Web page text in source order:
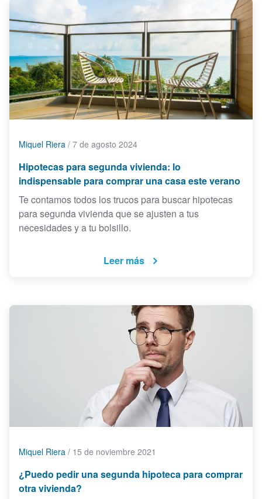
Miquel Riera / 7 de agosto 2024
Hipotecas para segunda vivienda: lo
indispensable para comprar una casa este verano
Te contamos todos los trucos para buscar hipotecas
para segunda vivienda que se ajusten a tus
necesidades y a tu bolsillo.
Leer más
Miquel Riera / 15 de noviembre 2021
¿Puedo pedir una segunda hipoteca para comprar
otra vivienda?